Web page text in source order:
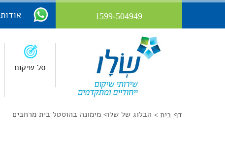
1599-504949 אודות
סל שיקום
דף בית > הבלוג של שלו> מימונה בהוסטל בית מרחבים